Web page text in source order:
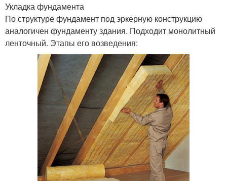
Укладка фундамента
По структуре фундамент под эркерную конструкцию
аналогичен фундаменту здания. Подходит монолитный
ленточный. Этапы его возведения: